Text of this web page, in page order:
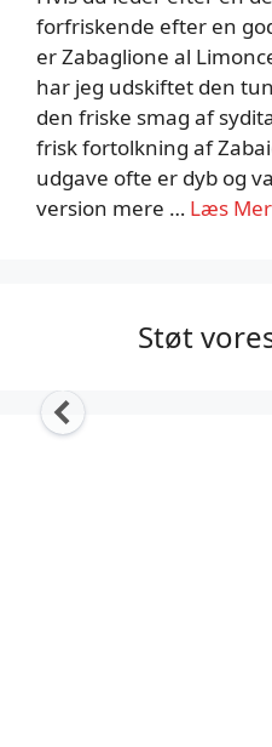
forfriskende efter en
er Zabaglione al
har jeg udskiftet den
den friske smag af
frisk fortolkning af
udgave ofte er dyb og
version mere … Læs
Støt